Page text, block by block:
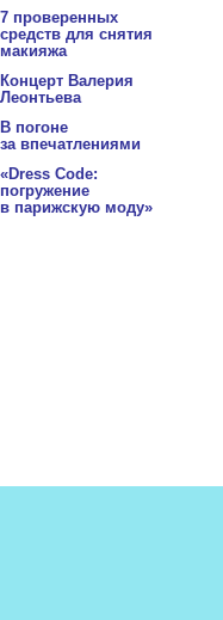
7 проверенных
средств для снятия
макияжа
Концерт Валерия
Леонтьева
В погоне
за впечатлениями
«Dress Code:
погружение
в парижскую моду»